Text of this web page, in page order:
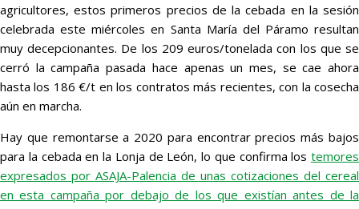
agricultores, estos primeros precios de la cebada en la sesión
celebrada este miércoles en Santa María del Páramo resultan
muy decepcionantes. De los 209 euros/tonelada con los que se
cerró la campaña pasada hace apenas un mes, se cae ahora
hasta los 186 €/t en los contratos más recientes, con la cosecha
aún en marcha.
Hay que remontarse a 2020 para encontrar precios más bajos
para la cebada en la Lonja de León, lo que confirma los temores
expresados por ASAJA-Palencia de unas cotizaciones del cereal
en esta campaña por debajo de los que existían antes de la